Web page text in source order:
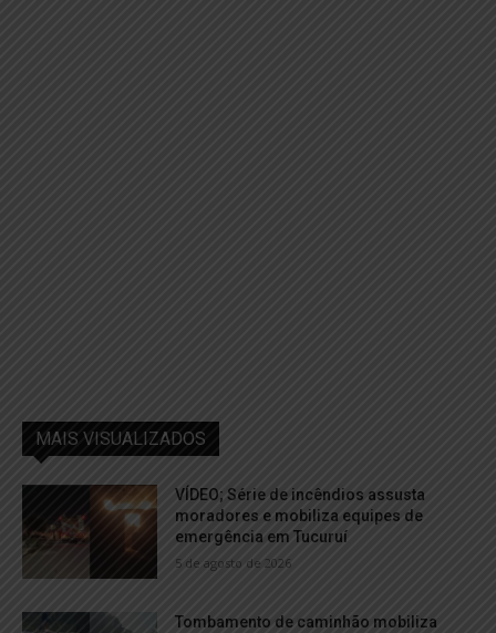
MAIS VISUALIZADOS
VÍDEO; Série de incêndios assusta
moradores e mobiliza equipes de
emergência em Tucuruí
5 de agosto de 2026
Tombamento de caminhão mobiliza